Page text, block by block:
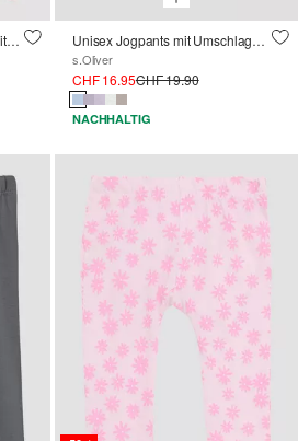
Thermofleece-Leggings mit Glitzerbund Unisex Jogpants mit Umschlagbund
s.Oliver
CHF 16.95CHF 19.90
NACHHALTIG